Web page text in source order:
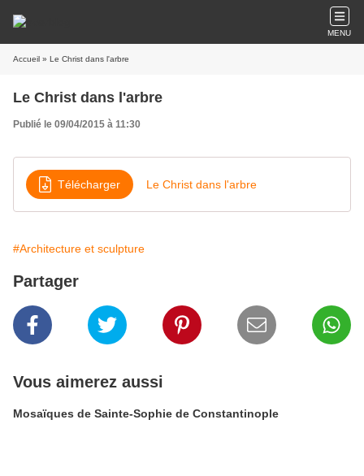
MENU
Accueil » Le Christ dans l'arbre
Le Christ dans l'arbre
Publié le 09/04/2015 à 11:30
Télécharger Le Christ dans l'arbre
#Architecture et sculpture
Partager
Vous aimerez aussi
Mosaïques de Sainte-Sophie de Constantinople